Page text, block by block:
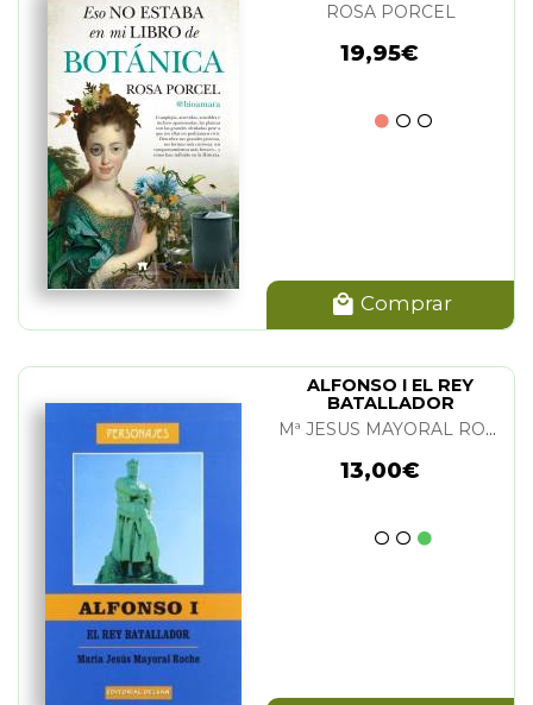
ROSA PORCEL
19,95€
Comprar
ALFONSO I EL REY
BATALLADOR
Mª JESUS MAYORAL ROCHE
13,00€